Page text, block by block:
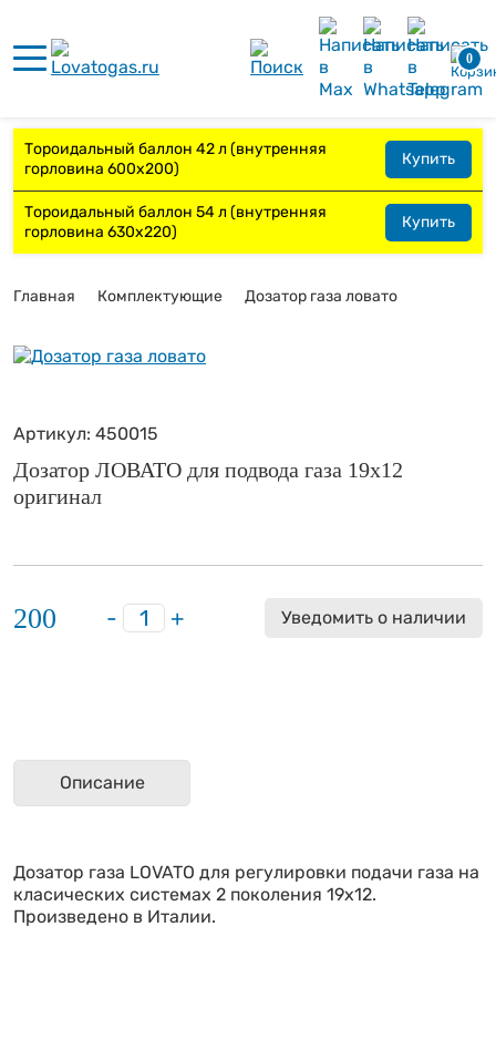
0
Тороидальный баллон 42 л (внутренняя
горловина 600х200)
Купить
Тороидальный баллон 54 л (внутренняя
горловина 630х220)
Купить
Главная Комплектующие Дозатор газа ловато
Артикул: 450015
Дозатор ЛОВАТО для подвода газа 19х12
оригинал
200 - + Уведомить о наличии
Описание
Дозатор газа LOVATO для регулировки подачи газа на
класических системах 2 поколения 19х12.
Произведено в Италии.